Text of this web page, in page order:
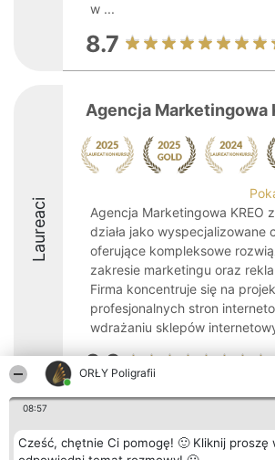
ORŁY Poligrafii
08:57
Cześć, chętnie Ci pomogę! 🙂 Kliknij proszę
w ...
8.7
Laureaci
Agencja Marketingowa
Agencja Marketingowa KREO z
działa jako wyspecjalizowane
oferujące kompleksowe
zakresie marketingu oraz
Firma koncentruje się na
profesjonalnych stron
wdrażaniu sklepów
9.3
Bright Side Solutions sp. z o.
Laureaci
Lista